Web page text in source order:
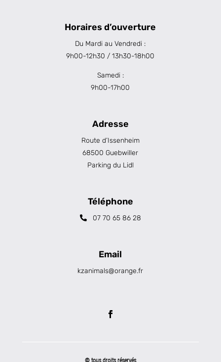
Horaires d’ouverture
Du Mardi au Vendredi :
9h00-12h30 / 13h30-18h00
Samedi :
9h00-17h00
Adresse
Route d’Issenheim
68500 Guebwiller
Parking du Lidl
Téléphone
07 70 65 86 28
Email
kzanimals@orange.fr
© tous droits réservés